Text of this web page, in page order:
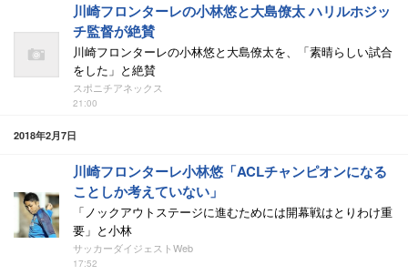
川崎フロンターレの小林悠と大島僚太 ハリルホジッ
チ監督が絶賛
川崎フロンターレの小林悠と大島僚太を、「素晴らしい試合
をした」と絶賛
スポニチアネックス
21:00
2018年2月7日
川崎フロンターレ小林悠「ACLチャンピオンになる
ことしか考えていない」
「ノックアウトステージに進むためには開幕戦はとりわけ重
要」と小林
サッカーダイジェストWeb
17:52